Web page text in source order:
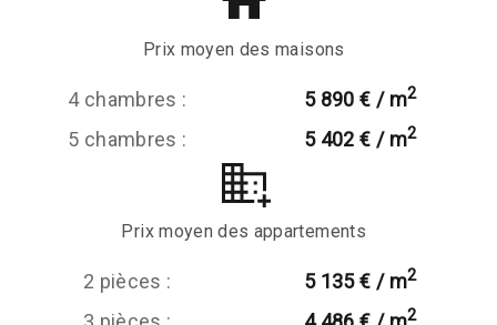
Prix moyen des maisons
4 chambres : 5 890 € / m2
5 chambres : 5 402 € / m2
Prix moyen des appartements
2 pièces : 5 135 € / m2
2